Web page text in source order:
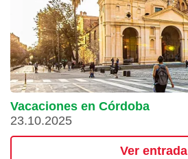
Vacaciones en Córdoba
23.10.2025
Ver entrada